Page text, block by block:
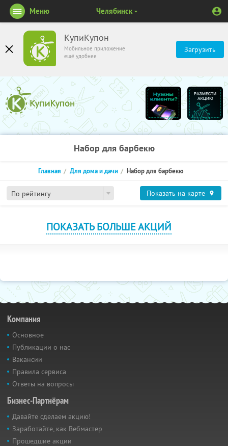
КупиКупон
Мобильное приложение
ещё удобнее
Загрузить
Меню Челябинск
Набор для барбекю
По рейтингу
Главная Для дома и дачи Набор для барбекю
Показать на карте
ПОКАЗАТЬ БОЛЬШЕ АКЦИЙ
Компания
Основное
Публикации о нас
Вакансии
Правила сервиса
Ответы на вопросы
Бизнес-Партнёрам
Давайте сделаем акцию!
Заработайте, как Вебмастер
Прошедшие акции